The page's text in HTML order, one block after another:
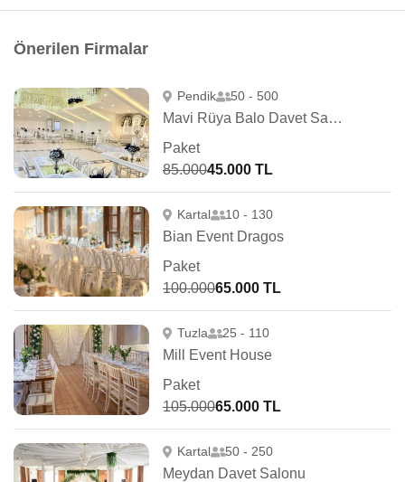
Önerilen Firmalar
Pendik 50 - 500
Mavi Rüya Balo Davet Salonu
Paket
85.00045.000 TL
Kartal 10 - 130
Bian Event Dragos
Paket
100.00065.000 TL
Tuzla 25 - 110
Mill Event House
Paket
105.00065.000 TL
Kartal 50 - 250
Meydan Davet Salonu